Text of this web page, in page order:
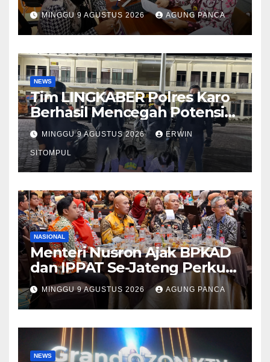
Masyarakat Tak Perlu Lama
Menunggu Layanan
Pertanahan
MINGGU 9 AGUSTUS 2026 AGUNG PANCA
NEWS
Tim LINGKABER Polres Karo
Berhasil Mencegah Potensi
Tawuran di Berastagi
MINGGU 9 AGUSTUS 2026 ERWIN
SITOMPUL
NASIONAL
Menteri Nusron Ajak BPKAD
dan IPPAT Se-Jateng Perkuat
Sinergi Wujudkan
Transformasi Layanan
Pertanahan
MINGGU 9 AGUSTUS 2026 AGUNG PANCA
NEWS